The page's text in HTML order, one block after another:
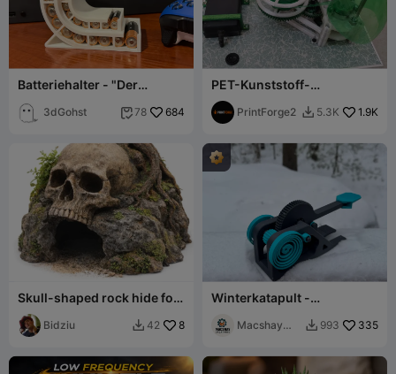
Batteriehalter - "Der
3dGohst  78 684
PET-Kunststoff-
Streifenschneider zur
Filamentherstellung
(Neuere Version)
PrintForge2  5.3K 1.9K
Skull-shaped rock hide for
terrariums
Bidziu  42 8
Winterkatapult -
Macshay
 993 335